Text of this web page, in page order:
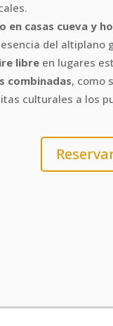
en casas cueva y
del altiplano
libreen lugares
combinadas, como
culturales a los